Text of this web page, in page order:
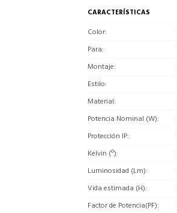
CARACTERÍSTICAS
Color
Para
Montaje
Estilo
Material
Potencia Nominal (W)
Protección IP
Kelvin (º)
Luminosidad (Lm)
Vida estimada (H)
Factor de Potencia(PF)